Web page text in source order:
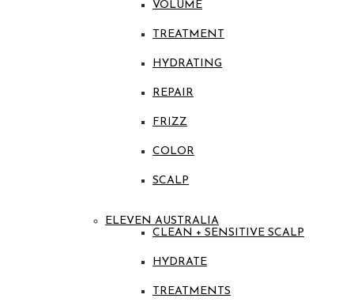
VOLUME
TREATMENT
HYDRATING
REPAIR
FRIZZ
COLOR
SCALP
ELEVEN AUSTRALIA
CLEAN + SENSITIVE SCALP
HYDRATE
TREATMENTS